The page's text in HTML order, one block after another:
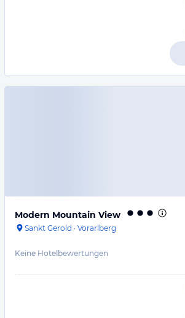
Modern Mountain View
Sankt Gerold · Vorarlberg
Keine Hotelbewertungen